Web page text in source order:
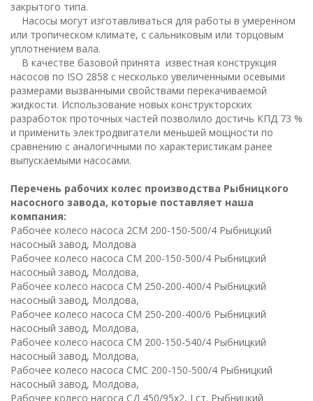
закрытого типа.
Насосы могут изготавливаться для работы в умеренном
или тропическом климате, с сальниковым или торцовым
уплотнением вала.
В качестве базовой принята известная конструкция
насосов по ISO 2858 с несколько увеличенными осевыми
размерами вызванными свойствами перекачиваемой
жидкости. Использование новых конструкторских
разработок проточных частей позволило достичь КПД 73 %
и применить электродвигатели меньшей мощности по
сравнению с аналогичными по характеристикам ранее
выпускаемыми насосами.
Перечень рабочих колес производства Рыбницкого
насосного завода, которые поставляет наша
компания:
Рабочее колесо насоса 2СМ 200-150-500/4 Рыбницкий
насосный завод, Молдова
Рабочее колесо насоса СМ 200-150-500/4 Рыбницкий
насосный завод, Молдова,
Рабочее колесо насоса СМ 250-200-400/4 Рыбницкий
насосный завод, Молдова,
Рабочее колесо насоса СМ 250-200-400/6 Рыбницкий
насосный завод, Молдова,
Рабочее колесо насоса СМ 200-150-540/4 Рыбницкий
насосный завод, Молдова,
Рабочее колесо насоса СМС 200-150-500/4 Рыбницкий
насосный завод, Молдова,
Рабочее колесо насоса СД 450/95х2, I ст. Рыбницкий